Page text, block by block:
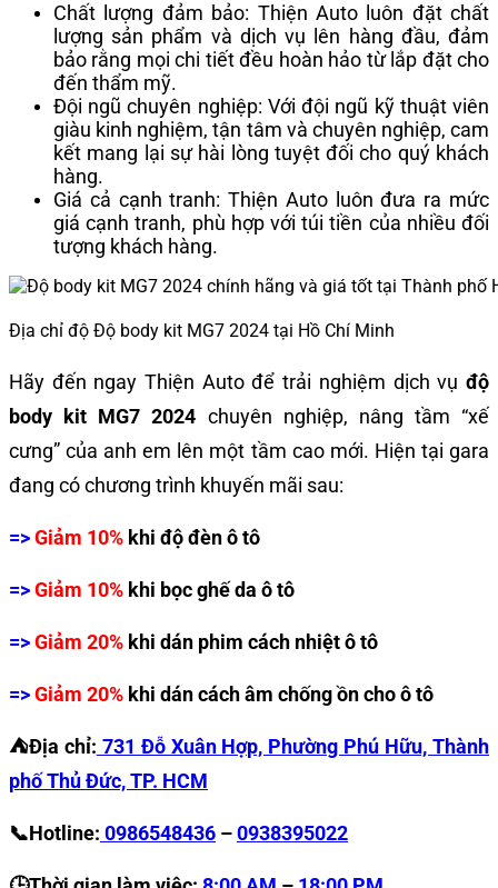
Chất lượng đảm bảo: Thiện Auto luôn đặt chất
lượng sản phẩm và dịch vụ lên hàng đầu, đảm
bảo rằng mọi chi tiết đều hoàn hảo từ lắp đặt cho
đến thẩm mỹ.
Đội ngũ chuyên nghiệp: Với đội ngũ kỹ thuật viên
giàu kinh nghiệm, tận tâm và chuyên nghiệp, cam
kết mang lại sự hài lòng tuyệt đối cho quý khách
hàng.
Giá cả cạnh tranh: Thiện Auto luôn đưa ra mức
giá cạnh tranh, phù hợp với túi tiền của nhiều đối
tượng khách hàng.
Địa chỉ độ Độ body kit MG7 2024 tại Hồ Chí Minh
Hãy đến ngay Thiện Auto để trải nghiệm dịch vụ độ
body kit MG7 2024 chuyên nghiệp, nâng tầm “xế
cưng” của anh em lên một tầm cao mới. Hiện tại gara
đang có chương trình khuyến mãi sau:
=>Giảm 10% khi độ đèn ô tô
=>Giảm 10% khi bọc ghế da ô tô
=>Giảm 20% khi dán phim cách nhiệt ô tô
=>Giảm 20% khi dán cách âm chống ồn cho ô tô
⛺️Địa chỉ: 731 Đỗ Xuân Hợp, Phường Phú Hữu, Thành
phố Thủ Đức, TP. HCM
📞Hotline: 0986548436 –0938395022